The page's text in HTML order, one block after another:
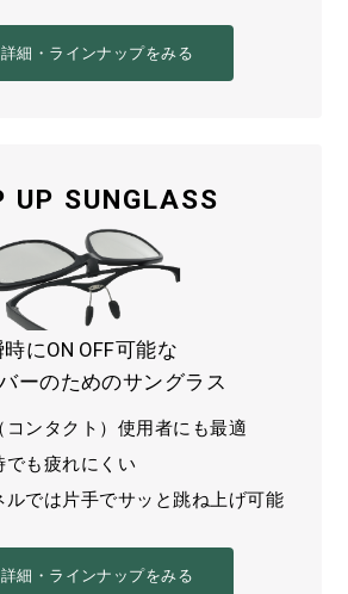
細・ラインナップをみる
UP SUNGLASS
時にON OFF可能な
ーのためのサングラス
コンタクト）使用者にも最適
でも疲れにくい
ルでは片手でサッと跳ね上げ可能
細・ラインナップをみる